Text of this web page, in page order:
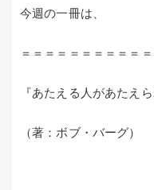
今週の一冊は、
＝＝＝＝＝＝＝＝＝＝
『あたえる人があたえら
（著：ボブ・バーグ）